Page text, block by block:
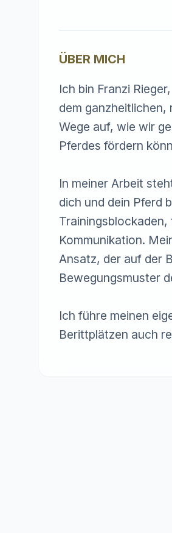
ÜBER MICH
Ich bin Franzi
dem ganzheitlichen,
Wege auf, wie wir
Pferdes fördern
In meiner Arbeit
dich und dein Pferd
Kommunikation.
Ansatz, der auf der
Bewegungsmuster
Ich führe meinen
Berittplätzen auch